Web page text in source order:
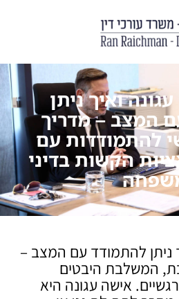
ואיך ניתן
המצב – מדריך
להתמודדות עם
הקשות בדיני
ניתן להתמודד עם המצב –
המשלבת היבטים
אישה עגונה היא